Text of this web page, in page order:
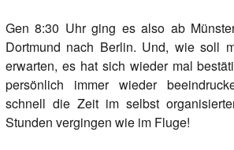
Gen 8:30 Uhr ging es also ab
Dortmund nach Berlin. Und, wie soll
erwarten, es hat sich wieder mal
persönlich immer wieder
schnell die Zeit im selbst
Stunden vergingen wie im Fluge!